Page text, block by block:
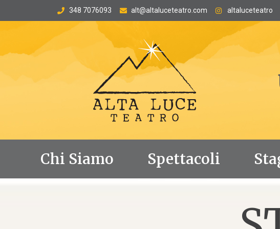
348 7076093 alt@altaluceteatro.com altaluceteatro
Chi Siamo Spettacoli